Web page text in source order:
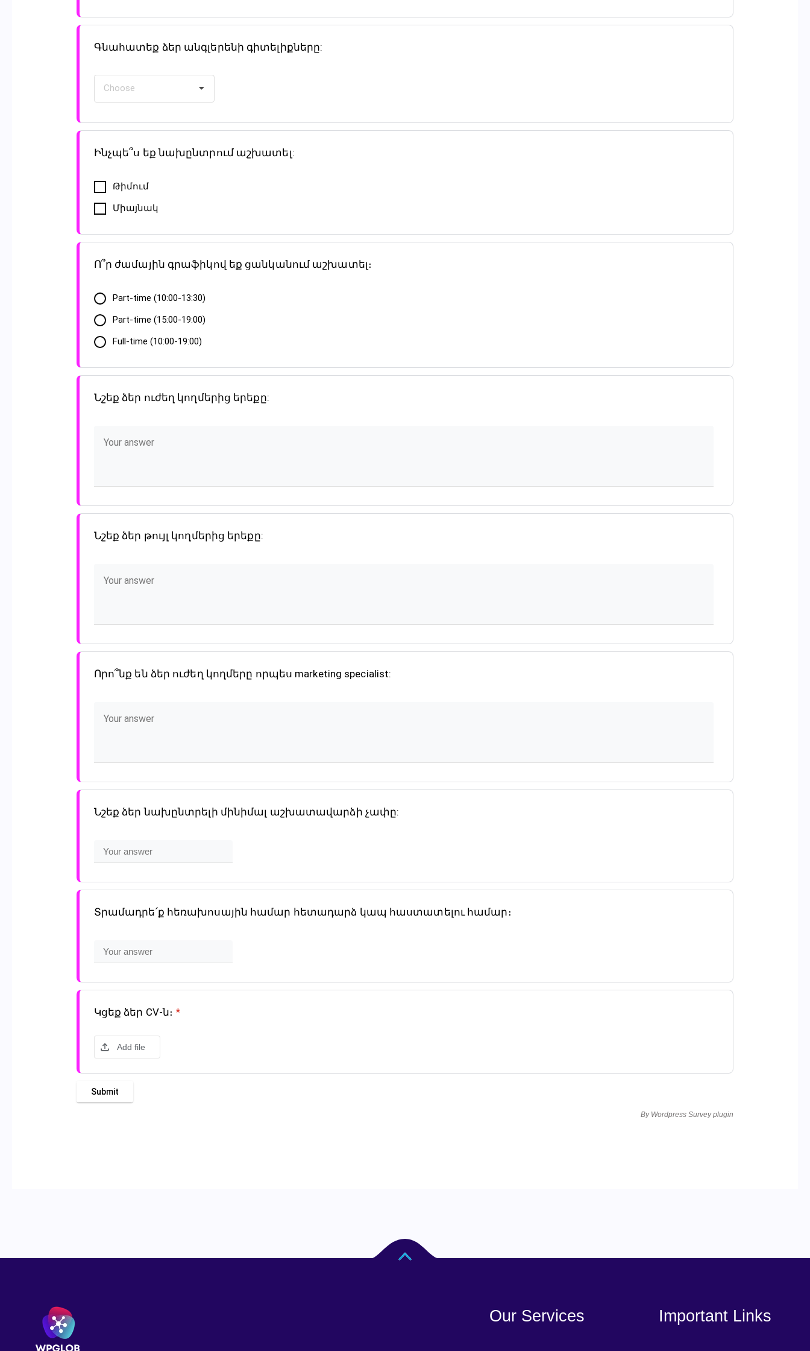
Գնահատեք ձեր անգլերենի գիտելիքները:
Choose
Ինչպե՞ս եք նախընտրում աշխատել:
Թիմում
Միայնակ
Ո՞ր ժամային գրաֆիկով եք ցանկանում աշխատել։
Part-time (10:00-13:30)
Part-time (15:00-19:00)
Full-time (10:00-19:00)
Նշեք ձեր ուժեղ կողմերից երեքը:
Նշեք ձեր թույլ կողմերից երեքը:
Որո՞նք են ձեր ուժեղ կողմերը որպես marketing specialist:
Նշեք ձեր նախընտրելի մինիմալ աշխատավարձի չափը:
Տրամադրե՛ք հեռախոսային համար հետադարձ կապ հաստատելու համար։
Կցեք ձեր CV-ն։ *
Add file
By Wordpress Survey plugin
Our Services Important Links